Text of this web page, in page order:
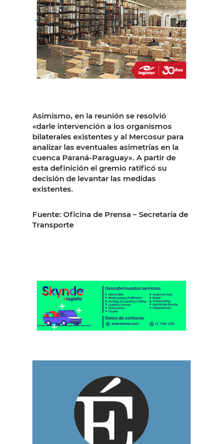
Asimismo, en la reunión se resolvió
«darle intervención a los organismos
bilaterales existentes y al Mercosur para
analizar las eventuales asimetrías en la
cuenca Paraná-Paraguay». A partir de
esta definición el gremio ratificó su
decisión de levantar las medidas
existentes.
Fuente: Oficina de Prensa – Secretaría de
Transporte